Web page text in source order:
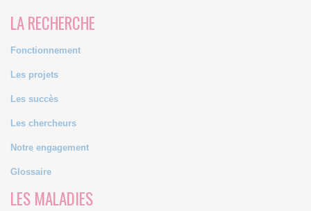
LA RECHERCHE
Fonctionnement
Les projets
Les succès
Les chercheurs
Notre engagement
Glossaire
LES MALADIES